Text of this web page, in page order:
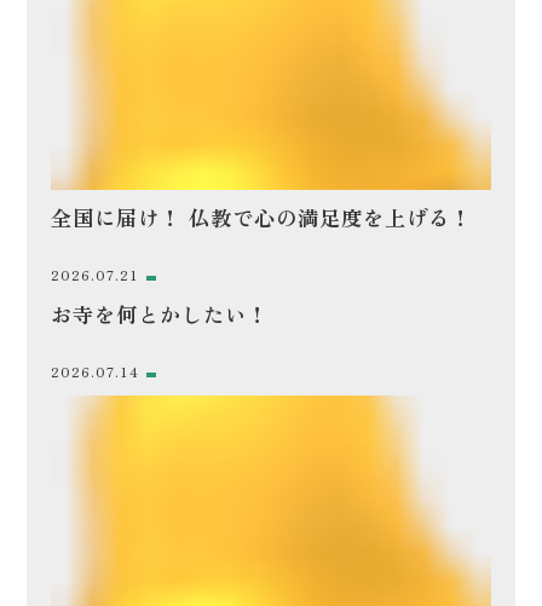
全国に届け！ 仏教で心の満足度を上げる！
2026.07.21
お寺を何とかしたい！
2026.07.14